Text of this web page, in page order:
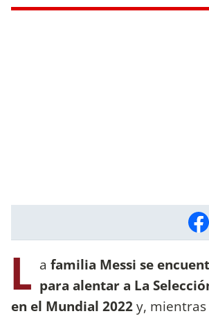
L a familia Messi se
para alentar a La
en el Mundial 2022y,